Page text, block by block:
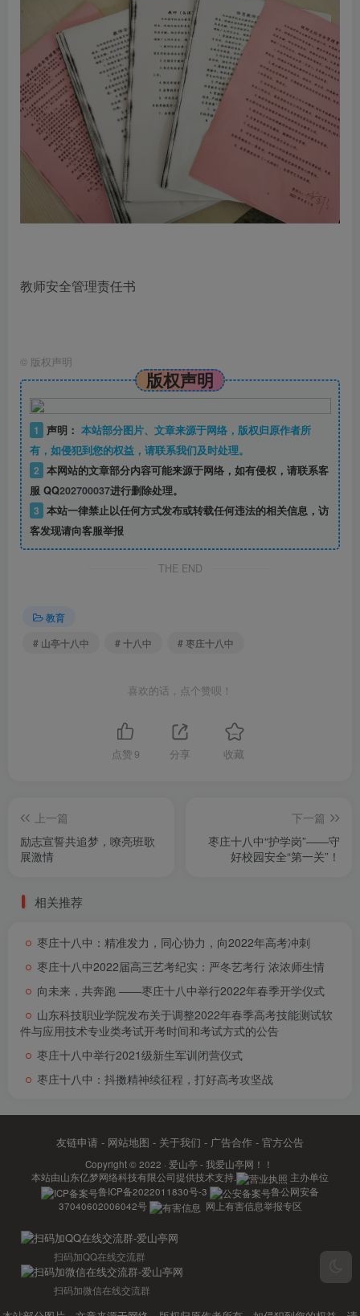
教师安全管理责任书
© 版权声明
版权声明
1 声明： 本站部分图片、文章来源于网络，版权归原作者所
有，如侵犯到您的权益，请联系我们及时处理。
2 本网站的文章部分内容可能来源于网络，如有侵权，请联系客
服 QQ202700037进行删除处理。
3 本站一律禁止以任何方式发布或转载任何违法的相关信息，访
客发现请向客服举报
THE END
教育
# 山亭十八中
# 十八中 # 枣庄十八中
喜欢的话，点个赞呗！
点赞 9 分享 收藏
上一篇
励志宣誓共追梦，嘹亮班歌
展激情
下一篇
枣庄十八中“护学岗”――守
好校园安全“第一关”！
相关推荐
枣庄十八中：精准发力，同心协力，向2022年高考冲刺
枣庄十八中2022届高三艺考纪实：严冬艺考行 浓浓师生情
向未来，共奔跑 ――枣庄十八中举行2022年春季开学仪式
山东科技职业学院发布关于调整2022年春季高考技能测试软
件与应用技术专业类考试开考时间和考试方式的公告
枣庄十八中举行2021级新生军训闭营仪式
枣庄十八中：抖擞精神续征程，打好高考攻坚战
友链申请 - 网站地图 - 关于我们 - 广告合作 - 官方公告
Copyright © 2022 · 爱山亭 - 我爱山亭网！！
本站由山东亿梦网络科技有限公司提供技术支持.
主办单位
鲁ICP备2022011830号-3
鲁公网安备
37040602006042号
网上有害信息举报专区
扫码加QQ在线交流群
扫码加微信在线交流群